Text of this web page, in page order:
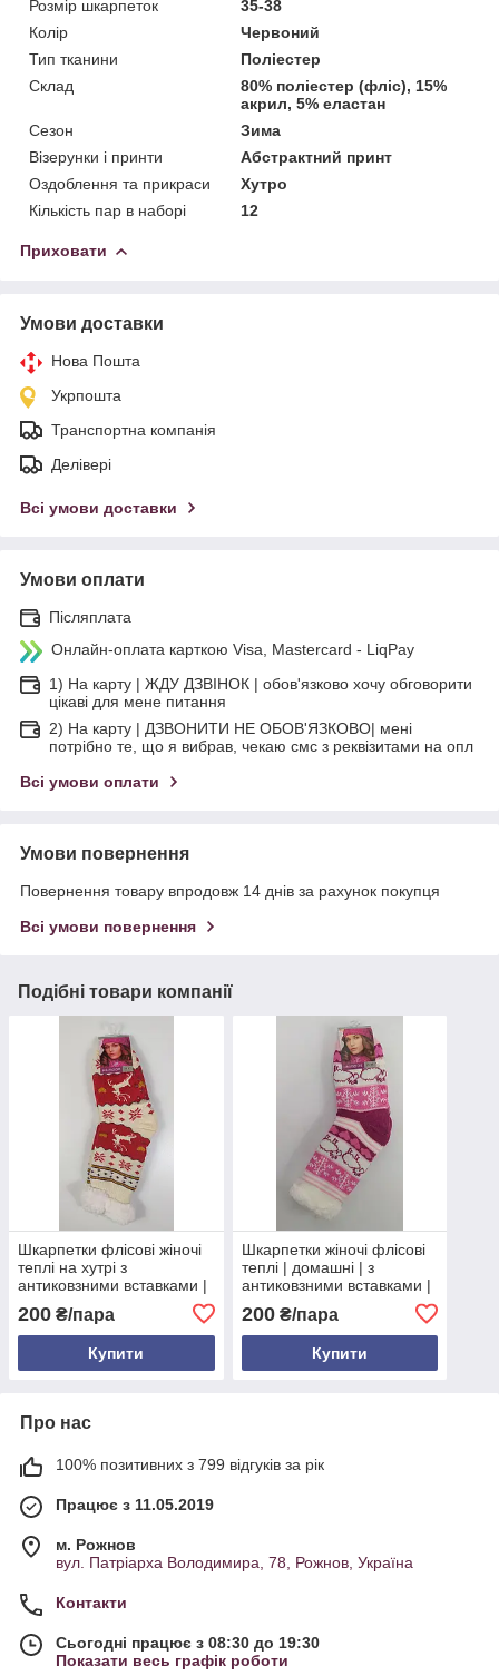
Розмір шкарпеток
35-38
Колір
Червоний
Тип тканини
Поліестер
Склад
80% поліестер (фліс), 15%
акрил, 5% еластан
Сезон
Зима
Візерунки і принти
Абстрактний принт
Оздоблення та прикраси
Хутро
Кількість пар в наборі
12
Приховати
Умови доставки
Нова Пошта
Укрпошта
Транспортна компанія
Делівері
Всі умови доставки
Умови оплати
Післяплата
Онлайн-оплата карткою Visa, Mastercard - LiqPay
1) На карту | ЖДУ ДЗВІНОК | обов'язково хочу обговорити
цікаві для мене питання
2) На карту | ДЗВОНИТИ НЕ ОБОВ'ЯЗКОВО| мені
потрібно те, що я вибрав, чекаю смс з реквізитами на опл
Всі умови оплати
Умови повернення
Повернення товару впродовж 14 днів за рахунок покупця
Всі умови повернення
Подібні товари компанії
Шкарпетки флісові жіночі
теплі на хутрі з
антиковзними вставками |
червоно-білий візерунок |
розміри 35–38 та 39–41
200 ₴/пара
Купити
Шкарпетки жіночі флісові
теплі | домашні | з
антиковзними вставками |
розміри 35–38 та 39–41 |
узори баранчики та
сніжинки
200₴/пара
Купити
Про нас
100% позитивних з 799 відгуків за рік
Працює з 11.05.2019
м. Рожнов
вул. Патріарха Володимира, 78, Рожнов, Україна
Контакти
Сьогодні працює з 08:30 до 19:30
Показати весь графік роботи